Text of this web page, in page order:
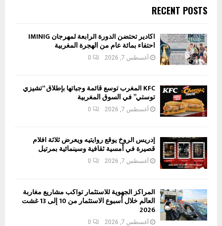
RECENT POSTS
أكادير تحتضن الدورة الرابعة لمهرجان IMINIG
احتفاء بمائة عام من الهجرة المغربية
أغسطس 7, 2026 0
KFC المغرب توسع قائمة وجباتها بإطلاق “تشيزي
توستي” في السوق المغربية
أغسطس 7, 2026 0
إدريس الروخ يوقع روايتيه ويعرض ثلاثة أفلام
قصيرة في أمسية ثقافية وسينمائية بمرتيل
أغسطس 7, 2026 0
المراكز الجهوية للاستثمار تواكب مشاريع مغاربة
العالم خلال أسبوع الاستثمار من 10 إلى 13 غشت
2026
أغسطس 7, 2026 0